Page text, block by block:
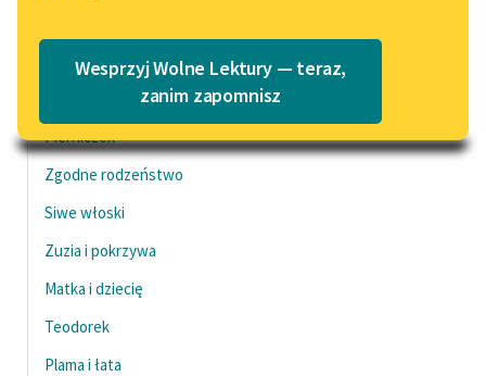
Lektury szkolne i klasyka
literatury do słuchania dla
uczennic i uczniów z
niepełnosprawnościami
E-kolekcja lektur
szkolnych i literatury do
słuchania dla uczennic i
uczniów z
niepełnosprawnościami
Feministyczne inspiracje.
Katalog w formacie PDF
Wesprzyj Wolne Lektury — teraz,
zanim zapomnisz
Czysty kotek
Pierniczek
Zgodne rodzeństwo
Siwe włoski
Zuzia i pokrzywa
Matka i dziecię
Teodorek
Plama i łata